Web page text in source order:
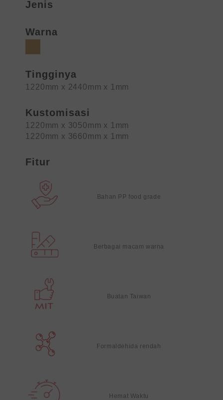
Jenis
Warna
Tingginya
1220mm x 2440mm x 1mm
Kustomisasi
1220mm x 3050mm x 1mm
1220mm x 3660mm x 1mm
Fitur
Bahan PP food grade
Berbagai macam warna
Buatan Taiwan
Formaldehida rendah
Hemat Waktu